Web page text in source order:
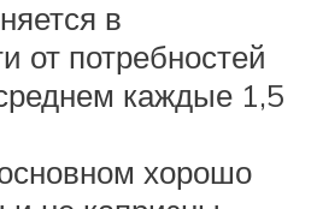
в
от потребностей
каждые 1,5
хорошо